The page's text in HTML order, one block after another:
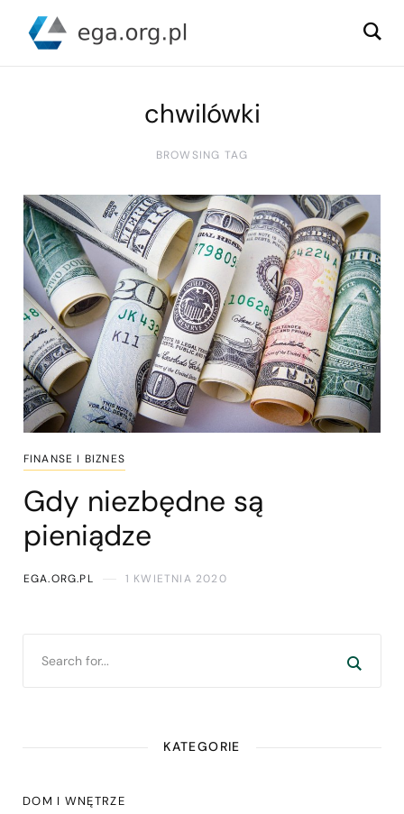
chwilówki
BROWSING TAG
FINANSE I BIZNES
Gdy niezbędne są
pieniądze
EGA.ORG.PL 1 KWIETNIA 2020
KATEGORIE
DOM I WNĘTRZE